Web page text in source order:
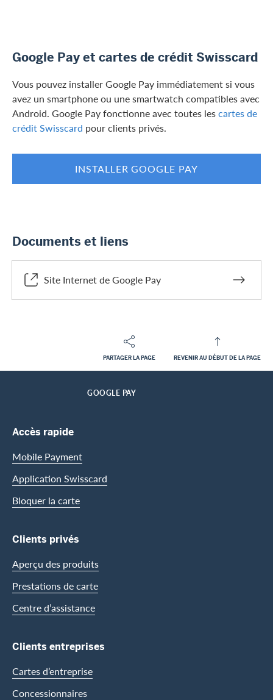
Google Pay et cartes de crédit Swisscard
Vous pouvez installer Google Pay immédiatement si vous
avez un smartphone ou une smartwatch compatibles avec
Android. Google Pay fonctionne avec toutes lescartes de
crédit Swisscard pour clients privés.
INSTALLER GOOGLE PAY
Documents et liens
Site Internet de Google Pay
PARTAGER LA PAGE REVENIR AU DÉBUT DE LA PAGE
Footer
GOOGLE PAY
Footer Navigation
Accès rapide
Mobile Payment
Application Swisscard
Bloquer la carte
Clients privés
Aperçu des produits
Prestations de carte
Centre d’assistance
Clients entreprises
Cartes d’entreprise
Concessionnaires